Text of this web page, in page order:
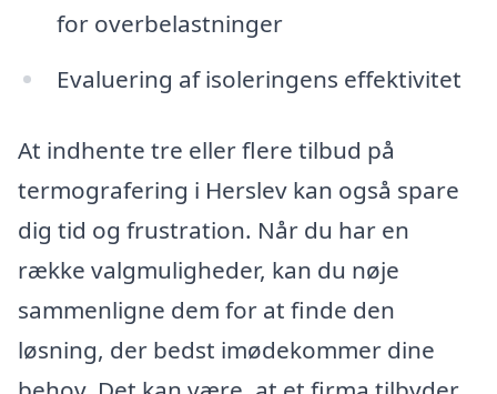
for overbelastninger
Evaluering af isoleringens effektivitet
At indhente tre eller flere tilbud på
termografering i Herslev kan også spare
dig tid og frustration. Når du har en
række valgmuligheder, kan du nøje
sammenligne dem for at finde den
løsning, der bedst imødekommer dine